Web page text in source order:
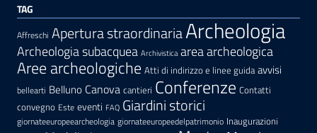
TAG
Affreschi Apertura straordinariaArcheologia
Archeologia subacquea Archivistica area archeologica
Aree archeologiche Atti di indirizzo e linee guida avvisi
bellearti Belluno Canova cantieri Conferenze Contatti
convegno Este eventi FAQ Giardini storici
giornateeuropeearcheologia giornateeuropeedelpatrimonio Inaugurazioni